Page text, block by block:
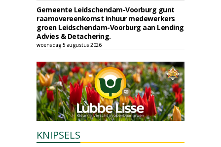
Gemeente Leidschendam-Voorburg gunt
raamovereenkomst inhuur medewerkers
groen Leidschendam-Voorburg aan Lending
Advies & Detachering.
woensdag 5 augustus 2026
KNIPSELS